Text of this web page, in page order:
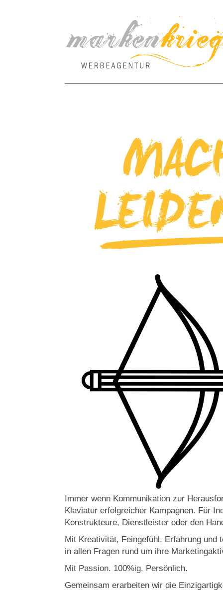
Immer wenn Kommunikation zur
Klaviatur erfolgreicher Kampagnen. Für
Konstrukteure, Dienstleister oder den
Mit Kreativität, Feingefühl, Erfahrung und
in allen Fragen rund um ihre
Mit Passion. 100%ig. Persönlich.
Gemeinsam erarbeiten wir die